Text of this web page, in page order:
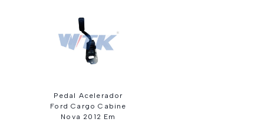
Pedal Acelerador
Ford Cargo Cabine
Nova 2012 Em